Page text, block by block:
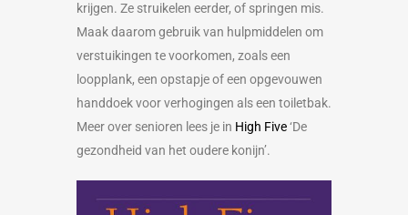
krijgen. Ze struikelen eerder, of springen mis.
Maak daarom gebruik van hulpmiddelen om
verstuikingen te voorkomen, zoals een
loopplank, een opstapje of een opgevouwen
handdoek voor verhogingen als een toiletbak.
Meer over senioren lees je in High Five‘De
gezondheid van het oudere konijn’.